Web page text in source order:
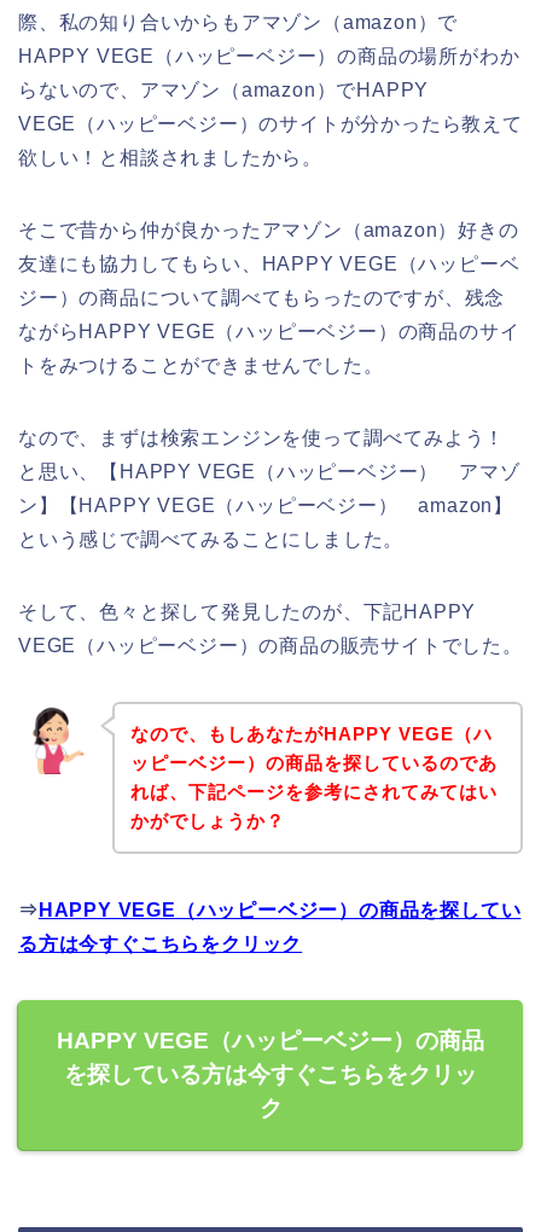
際、私の知り合いからもアマゾン（amazon）で
HAPPY VEGE（ハッピーベジー）の商品の場所がわか
らないので、アマゾン（amazon）でHAPPY
VEGE（ハッピーベジー）のサイトが分かったら教えて
欲しい！と相談されましたから。
そこで昔から仲が良かったアマゾン（amazon）好きの
友達にも協力してもらい、HAPPY VEGE（ハッピーベ
ジー）の商品について調べてもらったのですが、残念
ながらHAPPY VEGE（ハッピーベジー）の商品のサイ
トをみつけることができませんでした。
なので、まずは検索エンジンを使って調べてみよう！
と思い、【HAPPY VEGE（ハッピーベジー） アマゾ
ン】【HAPPY VEGE（ハッピーベジー） amazon】
という感じで調べてみることにしました。
そして、色々と探して発見したのが、下記HAPPY
VEGE（ハッピーベジー）の商品の販売サイトでした。
なので、もしあなたがHAPPY VEGE（ハ
ッピーベジー）の商品を探しているのであ
れば、下記ページを参考にされてみてはい
かがでしょうか？
⇒ HAPPY VEGE（ハッピーベジー）の商品を探してい
る方は今すぐこちらをクリック
HAPPY VEGE（ハッピーベジー）の商品
を探している方は今すぐこちらをクリッ
ク